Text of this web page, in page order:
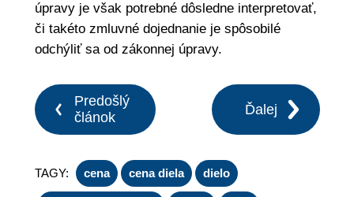
úpravy je však potrebné dôsledne interpretovať,
či takéto zmluvné dojednanie je spôsobilé
odchýliť sa od zákonnej úpravy.
Predošlý
článok
Ďalej
TAGY: cena cena diela dielo